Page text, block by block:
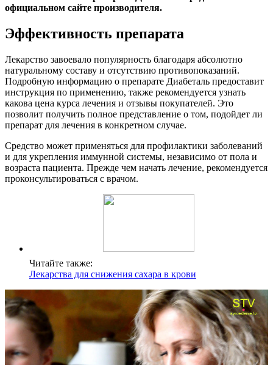
официальном сайте производителя.
Эффективность препарата
Лекарство завоевало популярность благодаря абсолютно
натуральному составу и отсутствию противопоказаний.
Подробную информацию о препарате Диабеталь предоставит
инструкция по применению, также рекомендуется узнать
какова цена курса лечения и отзывы покупателей. Это
позволит получить полное представление о том, подойдет ли
препарат для лечения в конкретном случае.
Средство может применяться для профилактики заболеваний
и для укрепления иммунной системы, независимо от пола и
возраста пациента. Прежде чем начать лечение, рекомендуется
проконсультироваться с врачом.
Читайте также:
Лекарства для снижения сахара в крови